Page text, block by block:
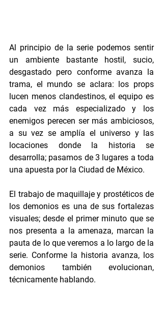
Al principio de la serie podemos sentir
un ambiente bastante hostil, sucio,
desgastado pero conforme avanza la
trama, el mundo se aclara: los props
lucen menos clandestinos, el equipo es
cada vez más especializado y los
enemigos perecen ser más ambiciosos,
a su vez se amplía el universo y las
locaciones donde la historia se
desarrolla; pasamos de 3 lugares a toda
una apuesta por la Ciudad de México.
El trabajo de maquillaje y prostéticos de
los demonios es una de sus fortalezas
visuales; desde el primer minuto que se
nos presenta a la amenaza, marcan la
pauta de lo que veremos a lo largo de la
serie. Conforme la historia avanza, los
demonios también evolucionan,
técnicamente hablando.